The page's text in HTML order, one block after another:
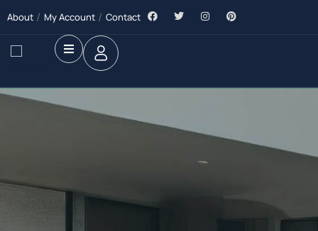
About My Account Contact